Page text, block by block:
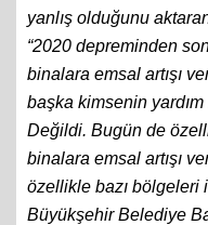
yanlış olduğunu
“2020 depreminden
binalara emsal artışı
başka kimsenin
Değildi. Bugün de
binalara emsal artışı
özellikle bazı bölgeleri
Büyükşehir Belediye